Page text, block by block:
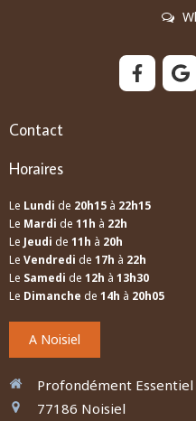
Contact
Horaires
Le Lundi de 20h15 à 22h15
Le Mardi de 11h à 22h
Le Jeudi de 11h à 20h
Le Vendredi de 17h à 22h
Le Samedi de 12h à 13h30
Le Dimanche de 14h à 20h05
A Noisiel
Profondément Essentiel
77186 Noisiel